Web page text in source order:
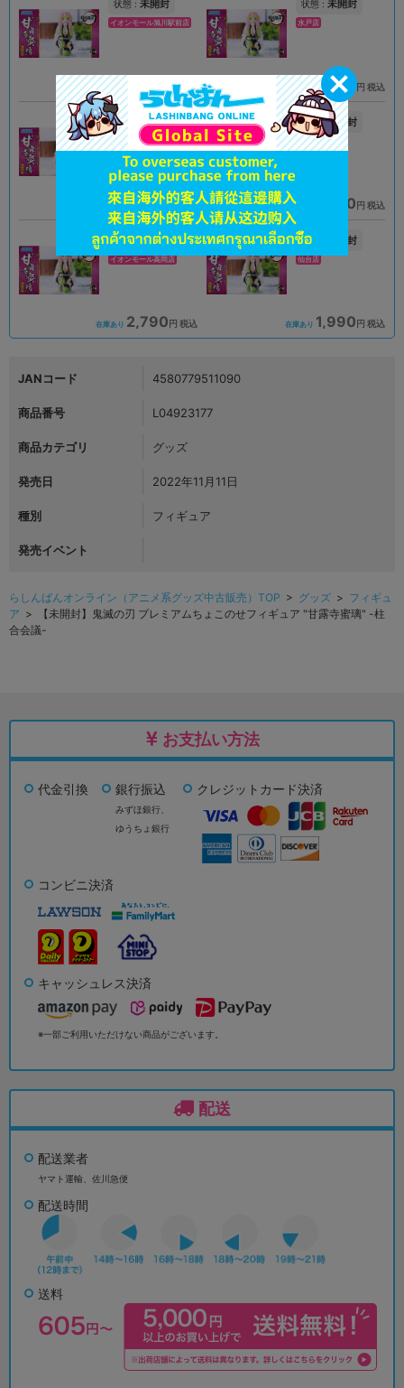
状態 : 未開封
イオンモール旭川駅前店
在庫あり 2,990 円 税込
状態 : 未開封
水戸店
在庫あり 2,290 円 税込
状態 : A
イオンモール高岡店
在庫あり 2,290円 税込
状態 :未開封
アリオ倉敷店
在庫あり 2,490 円 税込
状態 :未開封
イオンモール高岡店
在庫あり 2,790 円 税込
状態 : 未開封
仙台店
在庫あり 1,990 円 税込
JANコード 4580779511090
商品番号 L04923177
商品カテゴリ グッズ
発売日 2022年11月11日
種別 フィギュア
発売イベント
らしんばんオンライン（アニメ系グッズ中古販売）TOP > グッズ > フィギュ
ア > 【未開封】鬼滅の刃 プレミアムちょこのせフィギュア "甘露寺蜜璃" -柱
合会議-
お支払い方法
代金引換 銀行振込
みずほ銀行、
ゆうちょ銀行
クレジットカード決済
コンビニ決済
キャッシュレス決済
※一部ご利用いただけない商品がございます。
配送
配送業者
ヤマト運輸、佐川急便
配送時間
送料